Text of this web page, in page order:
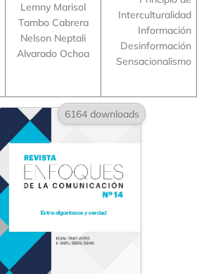
Lemny Marisol
Tambo Cabrera
Nelson Neptali
Alvarado Ochoa
Interculturalidad
Información
Desinformación
Sensacionalismo
6164 downloads